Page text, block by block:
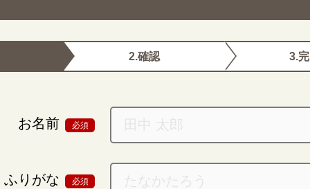
2.確認 3.
お名前 必須
ふりがな 必須